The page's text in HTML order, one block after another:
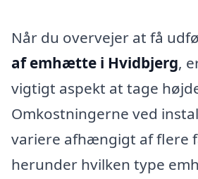
Når du overvejer at få
af emhætte i Hvidbjerg,
vigtigt aspekt at tage
Omkostningerne ved
variere afhængigt af flere
herunder hvilken type